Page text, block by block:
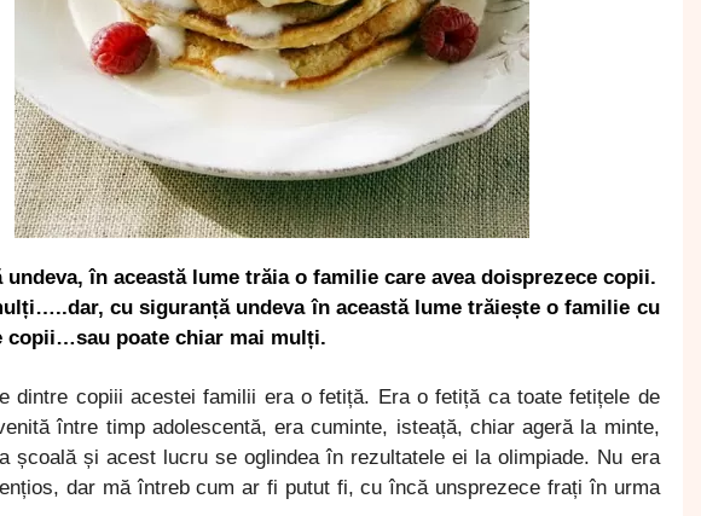
undeva, în această lume trăia o familie care avea doisprezececopii.
cu siguranță undeva în această lume trăiește o familie cu
copii…sau poate chiar mai mulți.
dintre copiii acestei familii era o fetiță. Era o fetiță ca toate fetițele de
între timp adolescentă, era cuminte, isteață, chiar ageră la minte,
școală și acest lucru se oglindea în rezultatele ei la olimpiade. Nu era
dar mă întreb cum ar fi putut fi, cu încă unsprezece frați în urma